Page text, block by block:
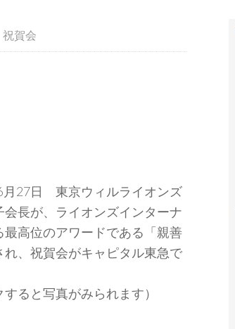
賀会
月27日 東京ウィルライオンズ
会長が、ライオンズインターナ
最高位のアワードである「親善
れ、祝賀会がキャピタル東急で
すると写真がみられます）